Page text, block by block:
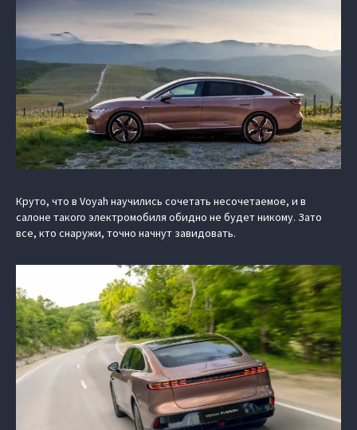
Круто, что в Voyah научились сочетать несочетаемое, и в
салоне такого электромобиля обидно не будет никому. Зато
все, кто снаружи, точно начнут завидовать.